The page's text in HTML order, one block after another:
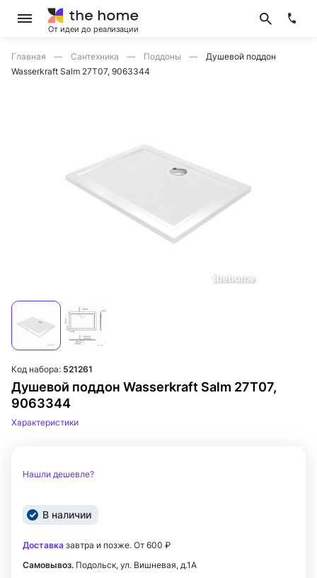
От идеи до реализации
Главная Сантехника Поддоны
Душевой поддон
Wasserkraft Salm 27T07, 9063344
Душевой поддон Wasserkraft Salm 27T07,
9063344
Код набора: 521261
Характеристики
Нашли дешевле?
В наличии
Доставка завтра и позже. От 600 ₽
Самовывоз. Подольск, ул. Вишневая, д.1А